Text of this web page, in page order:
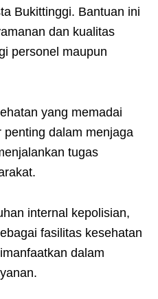
Bukittinggi. Bantuan ini
dan kualitas
personel maupun
yang memadai
dalam menjaga
tugas
internal kepolisian,
fasilitas kesehatan
dalam